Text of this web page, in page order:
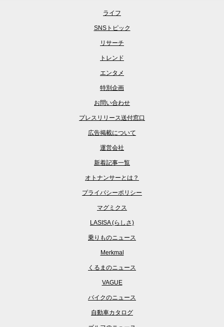
ライフ
SNSトピック
リサーチ
トレンド
エンタメ
特別企画
お問い合わせ
プレスリリース送付窓口
広告掲載について
運営会社
新着記事一覧
オトナンサーとは？
プライバシーポリシー
マグミクス
LASISA (らしさ)
乗りものニュース
Merkmal
くるまのニュース
VAGUE
バイクのニュース
自動車カタログ